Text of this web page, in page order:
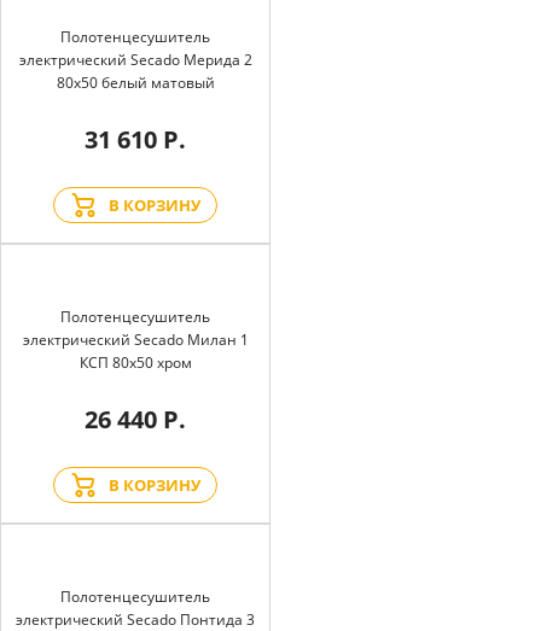
Полотенцесушитель
электрический Secado Мерида 2
80x50 белый матовый
31 610 Р.
В КОРЗИНУ
Полотенцесушитель
электрический Secado Милан 1
КСП 80x50 хром
26 440 Р.
В КОРЗИНУ
Полотенцесушитель
электрический Secado Понтида 3